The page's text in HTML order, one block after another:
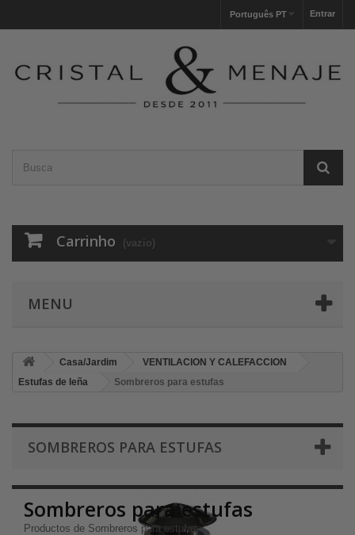
Entrar
Português PT
Carrinho (vazio)
MENU
Casa/Jardim
VENTILACION Y CALEFACCION
Estufas de leña
Sombreros para estufas
SOMBREROS PARA ESTUFAS
Sombreros para estufas
Productos de Sombreros para estufas